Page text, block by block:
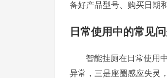
备好产品型号、购买日期
日常使用中的常见
智能挂厕在日常使用
异常，三是座圈感应失灵